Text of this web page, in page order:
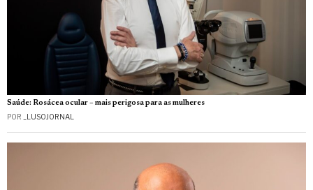
Saúde: Rosácea ocular – mais perigosa para as mulheres
POR _LUSOJORNAL